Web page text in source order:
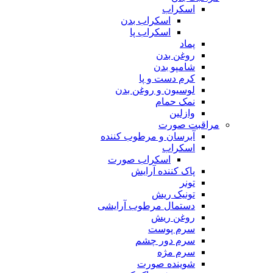
اسکراب
اسکراب بدن
اسکراب پا
پماد
روغن بدن
شامپو بدن
کرم دست و پا
لوسیون و روغن بدن
نمک حمام
وازلین
مراقبت صورت
آبرسان و مرطوب کننده
اسکراب
اسکراب صورت
پاک کننده آرایش
تونر
تونیک ریش
دستمال مرطوب آرایشی
روغن ریش
سرم پوست
سرم دور چشم
سرم مژه
شوینده صورت